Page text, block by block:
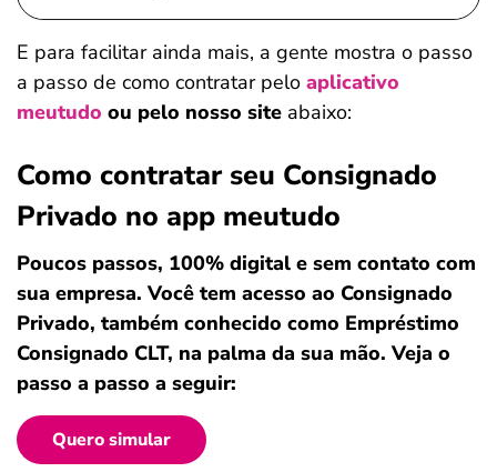
E para facilitar ainda mais, a gente mostra o passo
a passo de como contratar pelo aplicativo
meutudo ou pelo nosso site abaixo:
Como contratar seu Consignado
Privado no app meutudo
Poucos passos, 100% digital e sem contato com
sua empresa. Você tem acesso ao Consignado
Privado, também conhecido como Empréstimo
Consignado CLT, na palma da sua mão. Veja o
passo a passo a seguir:
Quero simular